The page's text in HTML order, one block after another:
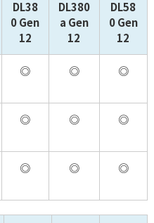
DL38
0 Gen
12
DL380
a Gen
12
DL58
0 Gen
12
◎ ◎ ◎
◎ ◎ ◎
◎ ◎ ◎